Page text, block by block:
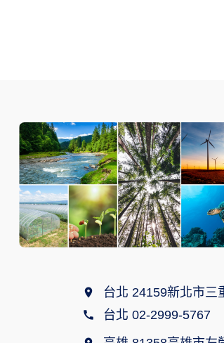
台北 24159新北市三
台北 02-2999-5767